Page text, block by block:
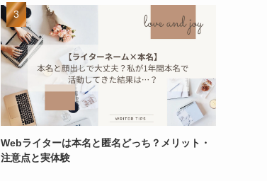
Webライターは本名と匿名どっち？メリット・
注意点と実体験